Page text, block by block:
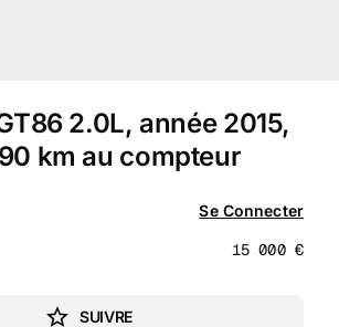
2.0L, année 2015,
km au compteur
Se Connecter
15 000 €
SUIVRE